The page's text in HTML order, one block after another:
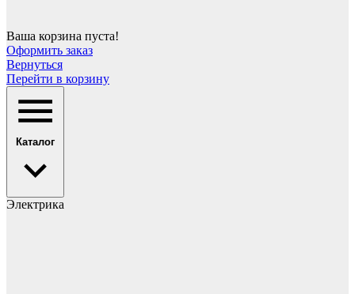
Ваша корзина пуста!
Оформить заказ
Вернуться
Перейти в корзину
Каталог
Электрика